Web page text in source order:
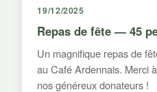
19/12/2025
Repas de fête — 45
Un magnifique repas de
au Café Ardennais. Merci
nos généreux donateurs !